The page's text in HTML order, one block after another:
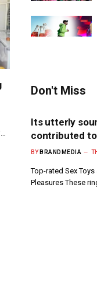
Don't Miss
Its utterly
contributed
BY BRANDMEDIA
Top-rated Sex
Pleasures These